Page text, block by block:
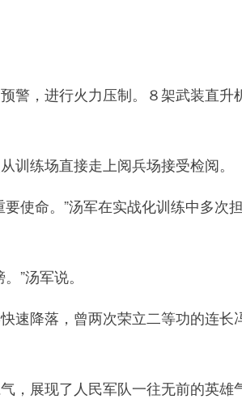
，进行火力压制。８架武装直升
练场直接走上阅兵场接受检阅。
使命。”汤军在实战化训练中多次
”汤军说。
降落，曾两次荣立二等功的连长
展现了人民军队一往无前的英雄气